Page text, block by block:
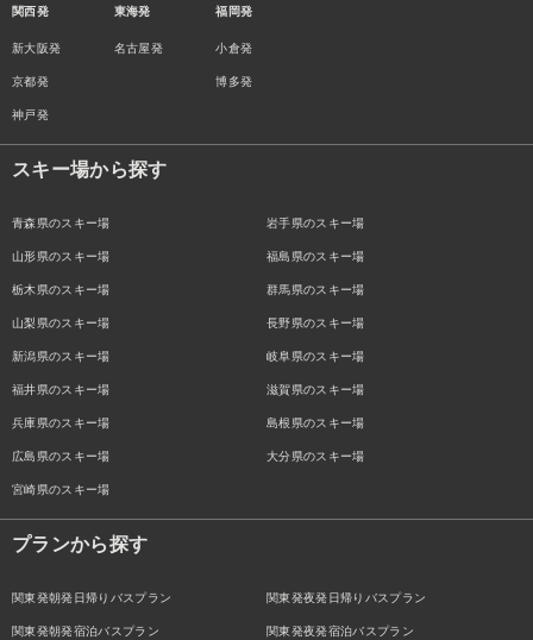
関西発
新大阪発
京都発
神戸発
東海発
名古屋発
福岡発
小倉発
博多発
スキー場から探す
青森県のスキー場 岩手県のスキー場
山形県のスキー場 福島県のスキー場
栃木県のスキー場 群馬県のスキー場
山梨県のスキー場 長野県のスキー場
新潟県のスキー場 岐阜県のスキー場
福井県のスキー場 滋賀県のスキー場
兵庫県のスキー場 島根県のスキー場
広島県のスキー場 大分県のスキー場
宮崎県のスキー場
プランから探す
関東発朝発日帰りバスプラン 関東発夜発日帰りバスプラン
関東発朝発宿泊バスプラン 関東発夜発宿泊バスプラン